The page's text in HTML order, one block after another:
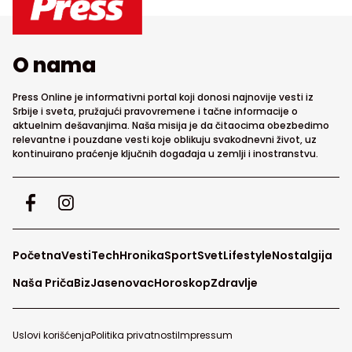
O nama
Press Online je informativni portal koji donosi najnovije vesti iz
Srbije i sveta, pružajući pravovremene i tačne informacije o
aktuelnim dešavanjima. Naša misija je da čitaocima obezbedimo
relevantne i pouzdane vesti koje oblikuju svakodnevni život, uz
kontinuirano praćenje ključnih događaja u zemlji i inostranstvu.
PočetnaVestiTechHronikaSportSvetLifestyleNostalgija
Naša PričaBizJasenovacHoroskopZdravlje
Uslovi korišćenjaPolitika privatnostiImpressum